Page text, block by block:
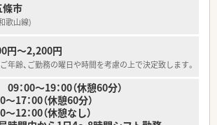
條市
歌山線)
円～2,200円
年齢、ご勤務の曜日や時間を考慮の上で決定致します。
：00～19：00（休憩60分）
17：00（休憩60分）
12：00（休憩なし）